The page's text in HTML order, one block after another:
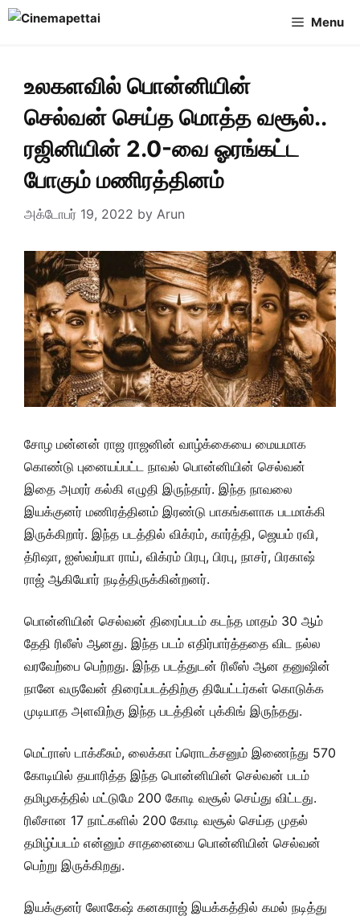
Skip
Menu
உலகளவில் பொன்னியின்
செல்வன் செய்த மொத்த வசூல்..
ரஜினியின் 2.0-வை ஓரங்கட்ட
போகும் மணிரத்தினம்
அக்டோபர் 19, 2022 by Arun
சோழ மன்னன் ராஜ ராஜனின் வாழ்க்கையை மையமாக
கொண்டு புனையப்பட்ட நாவல் பொன்னியின் செல்வன்
இதை அமரர் கல்கி எழுதி இருந்தார். இந்த நாவலை
இயக்குனர் மணிரத்தினம் இரண்டு பாகங்களாக படமாக்கி
இருக்கிறார். இந்த படத்தில் விக்ரம், கார்த்தி, ஜெயம் ரவி,
த்ரிஷா, ஐஸ்வர்யா ராய், விக்ரம் பிரபு, பிரபு, நாசர், பிரகாஷ்
ராஜ் ஆகியோர் நடித்திருக்கின்றனர்.
பொன்னியின் செல்வன் திரைப்படம் கடந்த மாதம் 30 ஆம்
தேதி ரிலீஸ் ஆனது. இந்த படம் எதிர்பார்த்ததை விட நல்ல
வரவேற்பை பெற்றது. இந்த படத்துடன் ரிலீஸ் ஆன தனுஷின்
நானே வருவேன் திரைப்படத்திற்கு தியேட்டர்கள் கொடுக்க
முடியாத அளவிற்கு இந்த படத்தின் புக்கிங் இருந்தது.
மெட்ராஸ் டாக்கீசும், லைக்கா ப்ரொடக்சனும் இணைந்து 570
கோடியில் தயாரித்த இந்த பொன்னியின் செல்வன் படம்
தமிழகத்தில் மட்டுமே 200 கோடி வசூல் செய்து விட்டது.
ரிலீசான 17 நாட்களில் 200 கோடி வசூல் செய்த முதல்
தமிழ்ப்படம் என்னும் சாதனையை பொன்னியின் செல்வன்
பெற்று இருக்கிறது.
இயக்குனர் லோகேஷ் கனகராஜ் இயக்கத்தில் கமல் நடித்து